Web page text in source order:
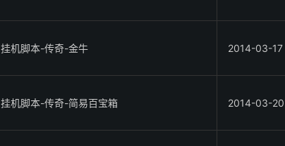
挂机脚本-传奇-金牛 2014-03-17
挂机脚本-传奇-简易百宝箱 2014-03-20